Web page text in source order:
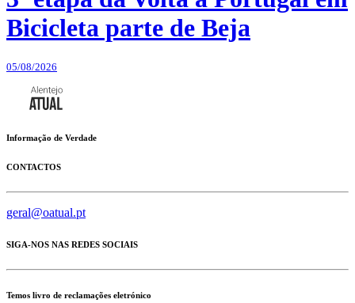
Bicicleta parte de Beja
05/08/2026
Informação de Verdade
CONTACTOS
geral@oatual.pt
SIGA-NOS NAS REDES SOCIAIS
Temos livro de reclamações eletrónico